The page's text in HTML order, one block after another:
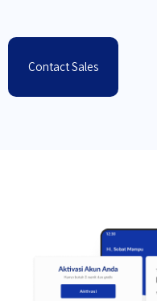
Contact Sales